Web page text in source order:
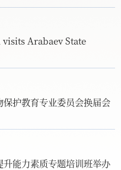
Arabaev State
护教育专业委员会换届会
能力素质专题培训班举办